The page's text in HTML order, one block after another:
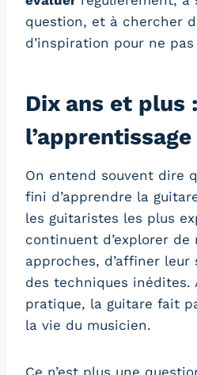
question, et à chercher
d’inspiration pour ne pas
Dix ans et plus :
On entend souvent dire
fini d’apprendre la
les guitaristes les plus
continuent d’explorer de
approches, d’affiner leur
des techniques inédites.
pratique, la guitare fait
la vie du musicien.